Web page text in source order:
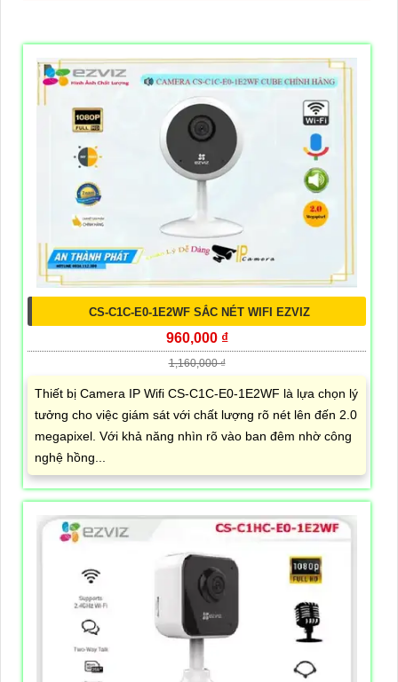
CS-C1C-E0-1E2WF SẮC NÉT WIFI EZVIZ
960,000 ₫
1,160,000 ₫
Thiết bị Camera IP Wifi CS-C1C-E0-1E2WF là lựa chọn lý
tưởng cho việc giám sát với chất lượng rõ nét lên đến 2.0
megapixel. Với khả năng nhìn rõ vào ban đêm nhờ công
nghệ hồng...